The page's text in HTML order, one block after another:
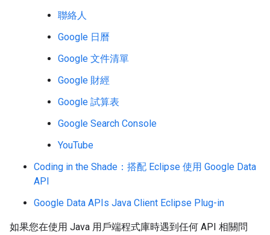
聯絡人
Google 日曆
Google 文件清單
Google 財經
Google 試算表
Google Search Console
YouTube
Coding in the Shade：搭配 Eclipse 使用 Google Data
API
Google Data APIs Java Client Eclipse Plug-in
如果您在使用 Java 用戶端程式庫時遇到任何 API 相關問